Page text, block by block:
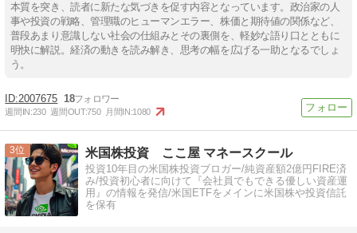
本質を突き、読者に新たな気づきを促す内容となっています。政治家の人
事や投資の戦略、管理職のヒューマンエラー、株価と期待値の関係など、
普段あまり意識しない社会の仕組みとその裏側を、軽妙な語り口とともに
明快に解説。経済の動きを読み解き、思考の幅を広げる一助となるでしょ
う。
2007675 18
週間IN:230 週間OUT:750 月間IN:1080
3 米国株投資 ここ屋 マネースクール
投資10年目の米国株投資ブロガー/純資産額2億円FIRE済
み/投資初心者に向けて『会社員でもできる優しい資産運
用』の情報を発信/米国ETFをメインに米国株や投資信託
を保有